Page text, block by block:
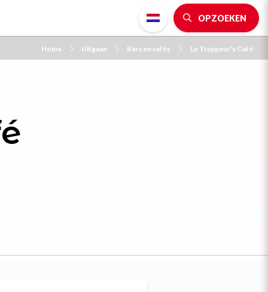
OPZOEKEN
Home Uitgaan Bars en cafés Le Trappeur's Café